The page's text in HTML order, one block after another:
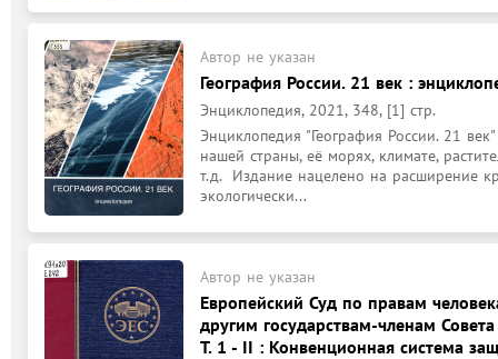
Автор не указан
География России. 21 век :
Энциклопедия, 2021, 348, [1] стр.
Энциклопедия "География России. 21
нашей страны, её морях, климате,
т.д.  Издание нацелено на расширение
экологически...
Автор не указан
Европейский Суд по правам
другим государствам-членам
Т. 1 - II : Конвенционная система